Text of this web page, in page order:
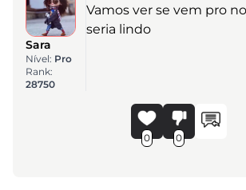
Sara
Nível: Pro
Rank:
28750
Vamos ver se vem pro
seria lindo
0 0